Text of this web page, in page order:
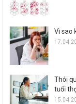
Vì sao
Thói
tuổi